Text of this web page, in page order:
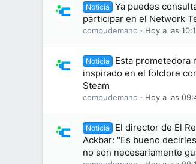
Noticia
Ya puedes
participar en el Network
compudemano Hoy a las
Noticia
Esta prometedora
inspirado en el folclore
Steam
compudemano Hoy a las
Noticia
El director de El
Ackbar: "Es bueno
no son necesariamente